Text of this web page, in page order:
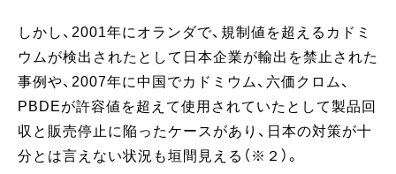
しかし、2001年にオランダで、規制値を超えるカドミ
ウムが検出されたとして日本企業が輸出を禁止された
事例や、2007年に中国でカドミウム、六価クロム、
PBDEが許容値を超えて使用されていたとして製品回
収と販売停止に陥ったケースがあり、日本の対策が十
分とは言えない状況も垣間見える（※２）。